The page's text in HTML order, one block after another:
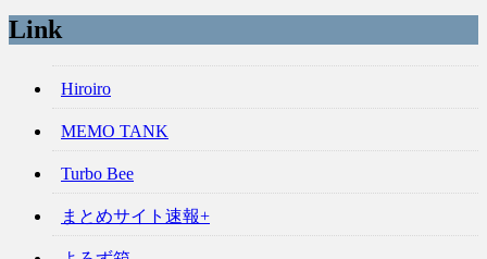
Link
Hiroiro
MEMO TANK
Turbo Bee
まとめサイト速報+